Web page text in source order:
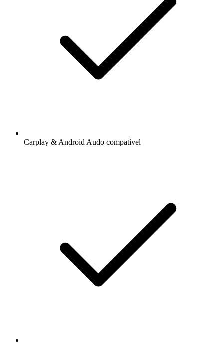
Carplay & Android Audo compatìvel